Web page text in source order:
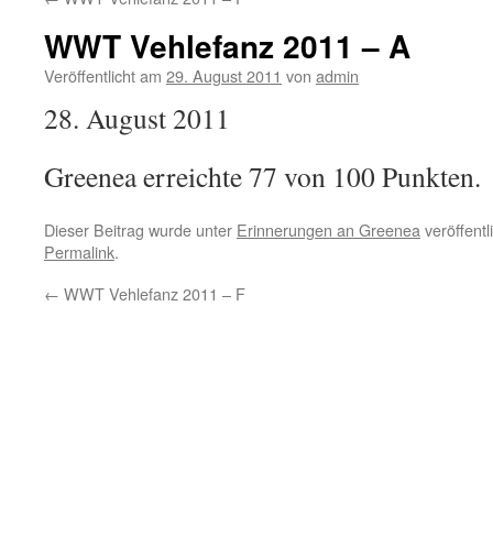
WWT Vehlefanz 2011 – A
Veröffentlicht am 29. August 2011 von admin
28. August 2011
Greenea erreichte 77 von 100 Punkten.
Dieser Beitrag wurde unter Erinnerungen an Greenea
Permalink.
← WWT Vehlefanz 2011 – F